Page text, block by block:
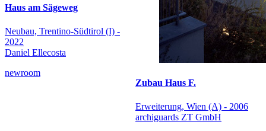
Haus am Sägeweg
Neubau, Trentino-Südtirol (I) -
2022
Daniel Ellecosta
newroom
Zubau Haus F.
Erweiterung, Wien (A) - 2006
archiguards ZT GmbH